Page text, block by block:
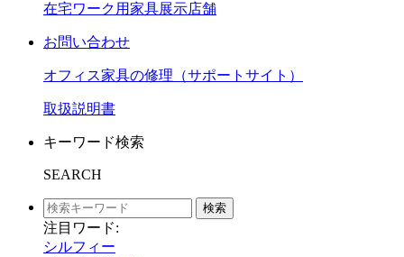
在宅ワーク用家具展示店舗
お問い合わせ
オフィス家具の修理（サポートサイト）
取扱説明書
キーワード検索
SEARCH
検索
注目ワード:
シルフィー